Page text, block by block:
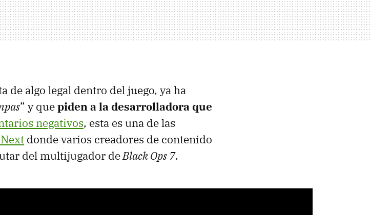
de algo legal dentro del juego, ya ha
” y quepiden a la desarrolladora que
negativos, esta es una de las
donde varios creadores de contenido
del multijugador deBlack Ops 7.